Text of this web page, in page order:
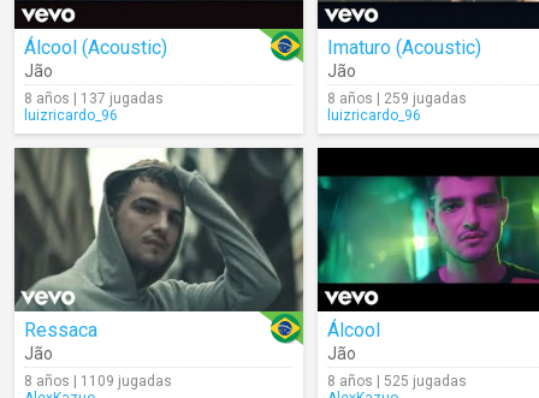
Álcool (Acoustic)
Jão
8 años | 137 jugadas
luizricardo_96
Imaturo (Acoustic)
Jão
8 años | 259 jugadas
luizricardo_96
Ressaca
Jão
8 años | 1109 jugadas
Álcool
Jão
8 años | 525 jugadas